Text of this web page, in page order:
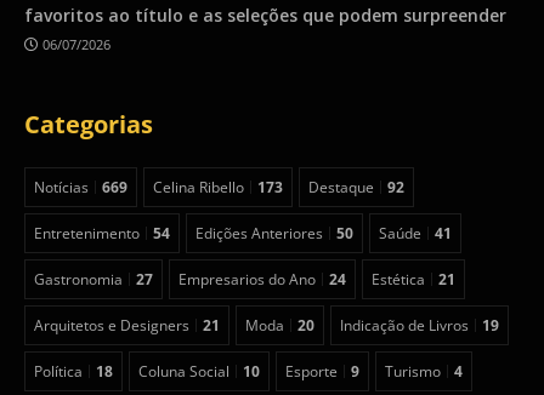
favoritos ao título e as seleções que podem surpreender
06/07/2026
Categorias
Notícias 669 Celina Ribello 173 Destaque 92
Entretenimento 54 Edições Anteriores 50 Saúde 41
Gastronomia 27 Empresarios do Ano 24 Estética 21
Arquitetos e Designers 21 Moda 20 Indicação de Livros 19
Política 18 Coluna Social 10 Esporte 9 Turismo 4